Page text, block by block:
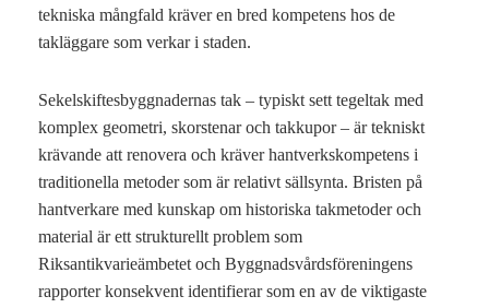
tekniska mångfald kräver en bred kompetens hos de
takläggare som verkar i staden.
Sekelskiftesbyggnadernas tak – typiskt sett tegeltak med
komplex geometri, skorstenar och takkupor – är tekniskt
krävande att renovera och kräver hantverkskompetens i
traditionella metoder som är relativt sällsynta. Bristen på
hantverkare med kunskap om historiska takmetoder och
material är ett strukturellt problem som
Riksantikvarieämbetet och Byggnadsvårdsföreningens
rapporter konsekvent identifierar som en av de viktigaste